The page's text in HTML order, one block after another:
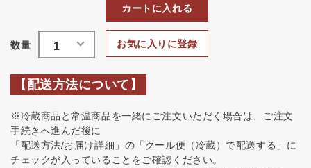
お気に入りに登録
カートに入れる
【配送方法について】
※冷蔵商品と常温商品を一緒にご注文いただく場合は、ご注文
手続きへ進んだ後に
「配送方法/お届け詳細」の「クール便（冷蔵）で配送する」に
チェックが入っていることをご確認ください。